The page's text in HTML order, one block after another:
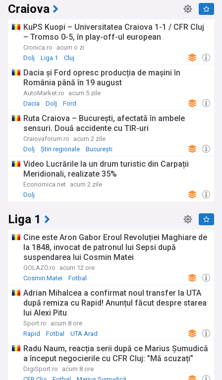
Craiova
KuPS Kuopi – Universitatea Craiova 1-1 / CFR Cluj
– Tromso 0-5, în play-off-ul european
Cronica.ro
acum o zi
Dolj
Liga 1 Cluj
Dacia și Ford opresc producția de mașini în
România până în 19 august
AutoMarket.ro
acum 5 zile
Dacia
Dolj Ford
Ruta Craiova – București, afectată în ambele
sensuri. Două accidente cu TIR-uri
Craiovaforum.ro
acum 2 zile
Dolj
Știri regionale București
Video Lucrările la un drum turistic din Carpații
Meridionali, realizate 35%
Economica.net acum 2 zile
Dolj
Liga 1
Cine este Aron Gabor Eroul Revoluției Maghiare de
la 1848, invocat de patronul lui Sepsi după
suspendarea lui Cosmin Matei
GOLAZO.ro
acum 12 ore
Cosmin Matei
Fotbal
Adrian Mihalcea a confirmat noul transfer la UTA
după remiza cu Rapid! Anunțul făcut despre starea
lui Alexi Pitu
Sport.ro
acum 8 ore
Rapid
Fotbal UTA Arad
Radu Naum, reacția serii după ce Marius Șumudică
a început negocierile cu CFR Cluj: ”Mă scuzați”
DigiSport.ro
acum 8 ore